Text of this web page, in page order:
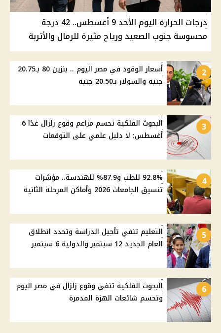
درجات الحرارة اليوم الأحد 9 أغسطس.. 42 درجة
محسوسة جنوب الصعيد ورياح مثيرة للرمال والأتربة
2
أسعار الوقود في مصر اليوم .. بنزين 80 بـ20.75
جنيه والسولار بـ20.50 جنيه
3
البحوث الفلكية تحسم مزاعم وقوع زلزال غدًا 6
أغسطس: لا دليل علمي على التوقعات
4
92.8% للطب و87.9% للهندسة.. مؤشرات
تنسيق الجامعات 2026 وأماكن المرحلة الثانية
5
التعليم تنفي تأجيل الدراسة وتحدد انطلاق
العام الجديد 12 سبتمبر والدولية 6 سبتمبر
6
البحوث الفلكية تنفي وقوع زلزال في مصر اليوم
وتحسم شائعات الهزة المدمرة